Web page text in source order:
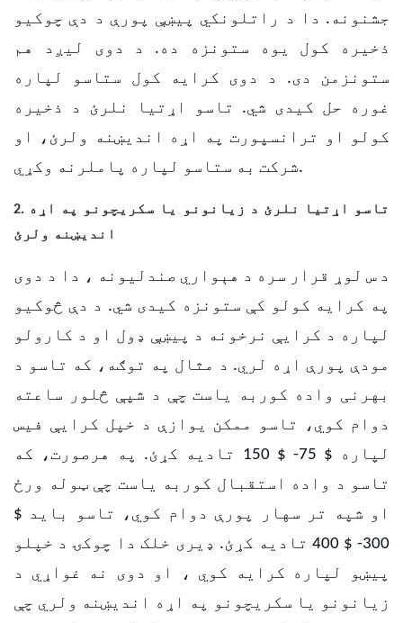
جشنونه. دا د راتلونکي پیښې پورې د دې چوکیو
ذخیره کول یوه ستونزه ده. د دوی لیږد هم
ستونزمن دی. د دوی کرایه کول ستاسو لپاره
غوره حل کیدی شي. تاسو اړتیا نلرئ د ذخیره
کولو او ترانسپورت په اړه اندیښنه ولرئ، او
شرکت به ستاسو لپاره پاملرنه وکړي.
2. تاسو اړتیا نلرئ د زیانونو یا سکریچونو په اړه
اندیښنه ولرئ
د س لوړ قرار سره د هېواري صندليونه ، دا د دوی
په کرایه کولو کې ستونزه کیدی شي. د دې څوکیو
لپاره د کرایې نرخونه د پیښې ډول او د کارولو
مودې پورې اړه لري. د مثال په توګه، که تاسو د
بهرنی واده کوربه یاست چې د شپې څلور ساعته
دوام کوي، تاسو ممکن یوازې د خپل کرایې فیس
لپاره $ 75- $ 150 تادیه کړئ.
په هرصورت، که
تاسو د واده استقبال کوربه یاست چې ټوله ورځ
او شپه تر سهار پورې دوام کوي، تاسو باید $
300- $ 400 تادیه کړئ.
ډیری خلک دا چوکۍ د خپلو
پیښو لپاره کرایه کوي ، او دوی نه غواړي د
زیانونو یا سکریچونو په اړه اندیښنه ولري چې